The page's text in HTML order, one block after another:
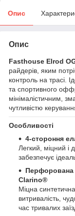
Опис
Опис
Fasthouse Elrod
райдерів, яким
контроль на трасі.
та спортивного
мінімалістичним,
чутливістю
Особливості
4-стороння
Легкий, міцний і
забезпечує
Перфорована
Clarino®
Міцна
витривалість,
час тривалих